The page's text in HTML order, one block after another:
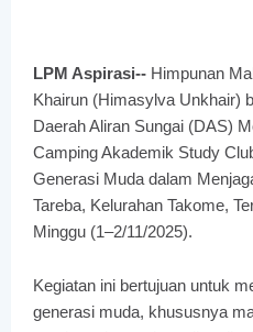
LPM Aspirasi-- Himpunan
Khairun (Himasylva Unkhair)
Daerah Aliran Sungai (DAS)
Camping Akademik Study
Generasi Muda dalam
Tareba, Kelurahan Takome,
Minggu (1–2/11/2025).
Kegiatan ini bertujuan untuk
generasi muda, khususnya